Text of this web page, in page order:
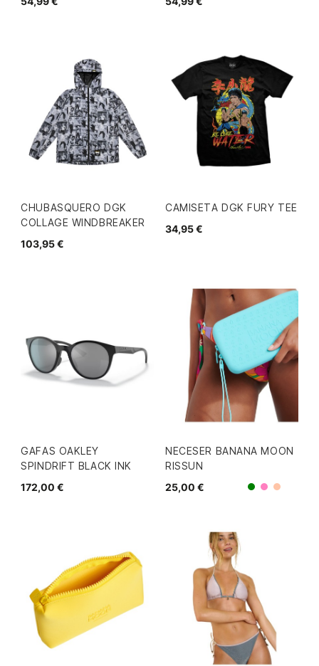
CHUBASQUERO DGK
COLLAGE WINDBREAKER
103,95 €
CAMISETA DGK FURY TEE
34,95 €
GAFAS OAKLEY
SPINDRIFT BLACK INK
172,00 €
NECESER BANANA MOON
RISSUN
25,00 €
Verde
RosaCoral